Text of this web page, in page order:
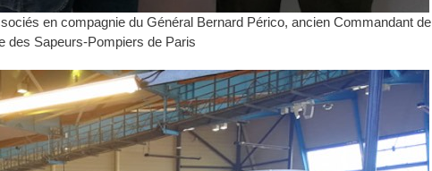
en compagnie du Général Bernard Périco, ancien Commandant de
des Sapeurs-Pompiers de Paris